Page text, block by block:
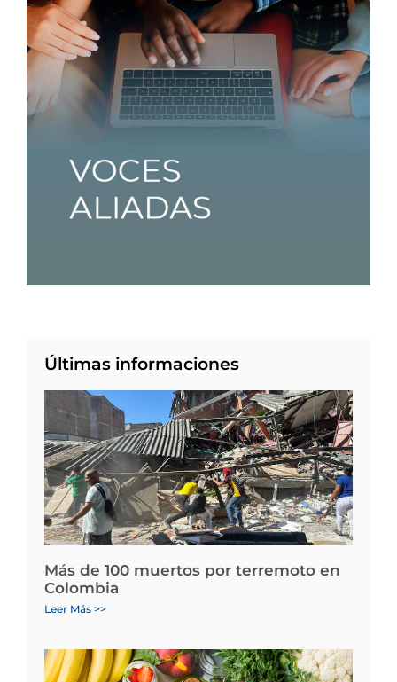
Últimas informaciones
Más de 100 muertos por terremoto en
Colombia
Leer Más >>